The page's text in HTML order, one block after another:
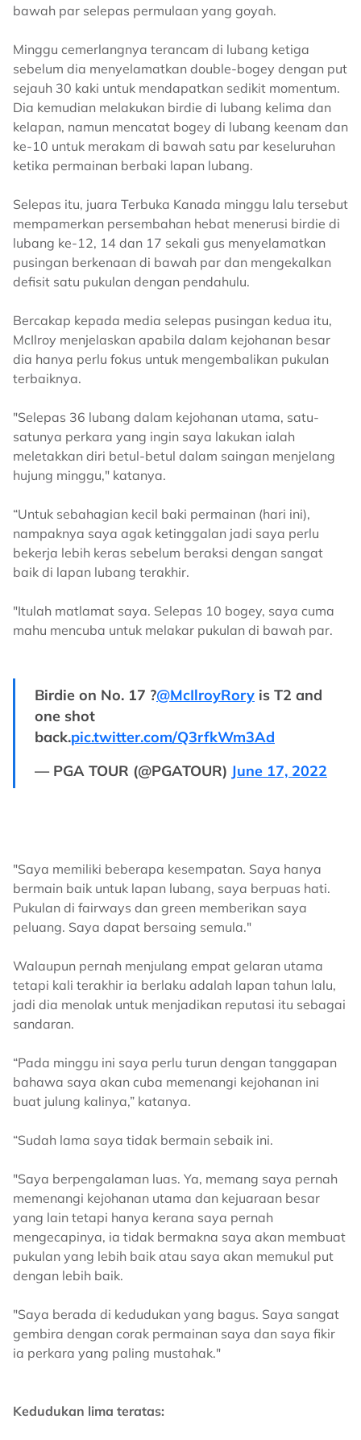
bawah par selepas permulaan yang goyah.
Minggu cemerlangnya terancam di lubang ketiga
sebelum dia menyelamatkan double-bogey dengan put
sejauh 30 kaki untuk mendapatkan sedikit momentum.
Dia kemudian melakukan birdie di lubang kelima dan
kelapan, namun mencatat bogey di lubang keenam dan
ke-10 untuk merakam di bawah satu par keseluruhan
ketika permainan berbaki lapan lubang.
Selepas itu, juara Terbuka Kanada minggu lalu tersebut
mempamerkan persembahan hebat menerusi birdie di
lubang ke-12, 14 dan 17 sekali gus menyelamatkan
pusingan berkenaan di bawah par dan mengekalkan
defisit satu pukulan dengan pendahulu.
Bercakap kepada media selepas pusingan kedua itu,
McIlroy menjelaskan apabila dalam kejohanan besar
dia hanya perlu fokus untuk mengembalikan pukulan
terbaiknya.
"Selepas 36 lubang dalam kejohanan utama, satu-
satunya perkara yang ingin saya lakukan ialah
meletakkan diri betul-betul dalam saingan menjelang
hujung minggu," katanya.
“Untuk sebahagian kecil baki permainan (hari ini),
nampaknya saya agak ketinggalan jadi saya perlu
bekerja lebih keras sebelum beraksi dengan sangat
baik di lapan lubang terakhir.
"Itulah matlamat saya. Selepas 10 bogey, saya cuma
mahu mencuba untuk melakar pukulan di bawah par.
Birdie on No. 17 ?@McIlroyRory is T2 and
one shot
back.pic.twitter.com/Q3rfkWm3Ad
— PGA TOUR (@PGATOUR) June 17, 2022
"Saya memiliki beberapa kesempatan. Saya hanya
bermain baik untuk lapan lubang, saya berpuas hati.
Pukulan di fairways dan green memberikan saya
peluang. Saya dapat bersaing semula."
Walaupun pernah menjulang empat gelaran utama
tetapi kali terakhir ia berlaku adalah lapan tahun lalu,
jadi dia menolak untuk menjadikan reputasi itu sebagai
sandaran.
“Pada minggu ini saya perlu turun dengan tanggapan
bahawa saya akan cuba memenangi kejohanan ini
buat julung kalinya,” katanya.
“Sudah lama saya tidak bermain sebaik ini.
"Saya berpengalaman luas. Ya, memang saya pernah
memenangi kejohanan utama dan kejuaraan besar
yang lain tetapi hanya kerana saya pernah
mengecapinya, ia tidak bermakna saya akan membuat
pukulan yang lebih baik atau saya akan memukul put
dengan lebih baik.
"Saya berada di kedudukan yang bagus. Saya sangat
gembira dengan corak permainan saya dan saya fikir
ia perkara yang paling mustahak."
Kedudukan lima teratas: